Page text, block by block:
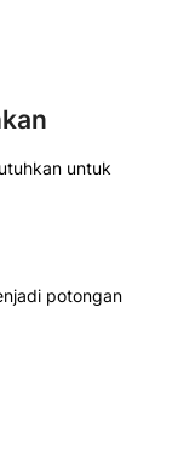
untuk
potongan